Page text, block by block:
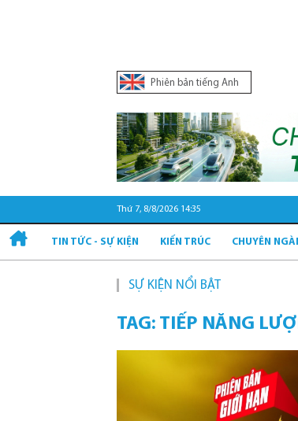
Phiên bản tiếng Anh
Thứ 7, 8/8/2026 14:36
TIN TỨC - SỰ KIỆN KIẾN TRÚC CHUYÊN
SỰ KIỆN NỔI BẬT
TAG: TIẾP NĂNG